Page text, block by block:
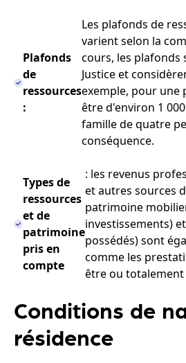
Plafonds
de
ressources
:
Les plafonds de
varient selon la
cours, les plafonds
Justice et
exemple, pour une
être d'environ 1
famille de quatre
conséquence.
Types de
ressources
et de
patrimoine
pris en
compte
: les revenus
et autres sources
patrimoine
investissements)
possédés) sont
comme les
être ou totalement
Conditions de
résidence